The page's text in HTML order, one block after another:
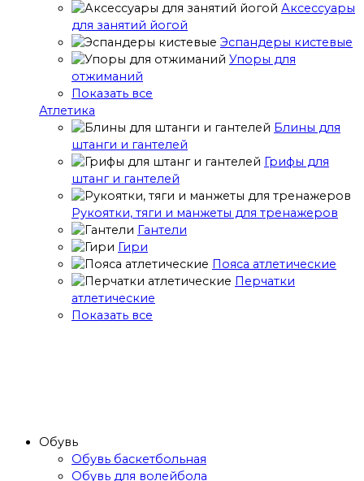
Аксессуары
для занятий йогой
Эспандеры кистевые
Упоры для
отжиманий
Показать все
Атлетика
Блины для
штанги и гантелей
Грифы для
штанг и гантелей
Рукоятки, тяги и манжеты для тренажеров
Гантели
Гири
Пояса атлетические
Перчатки
атлетические
Показать все
Обувь
Обувь баскетбольная
Обувь для волейбола